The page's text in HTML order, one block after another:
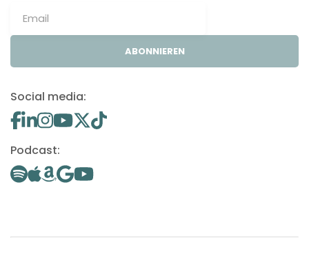
ABONNIEREN
Social media:
Podcast: